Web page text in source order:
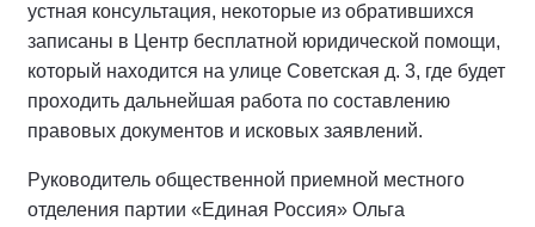
устная консультация, некоторые из обратившихся
записаны в Центр бесплатной юридической помощи,
который находится на улице Советская д. 3, где будет
проходить дальнейшая работа по составлению
правовых документов и исковых заявлений.
Руководитель общественной приемной местного
отделения партии «Единая Россия» Ольга